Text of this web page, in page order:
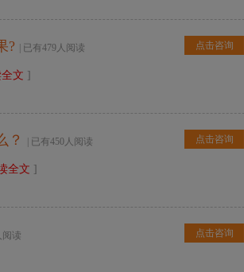
? | 已有479人阅读 点击咨询
文 ]
？ | 已有450人阅读 点击咨询
全文 ]
阅读 点击咨询